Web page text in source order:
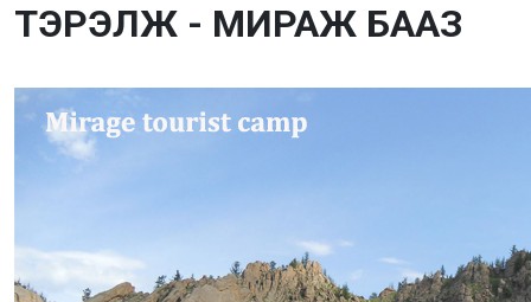
ТЭРЭЛЖ - МИРАЖ БААЗ